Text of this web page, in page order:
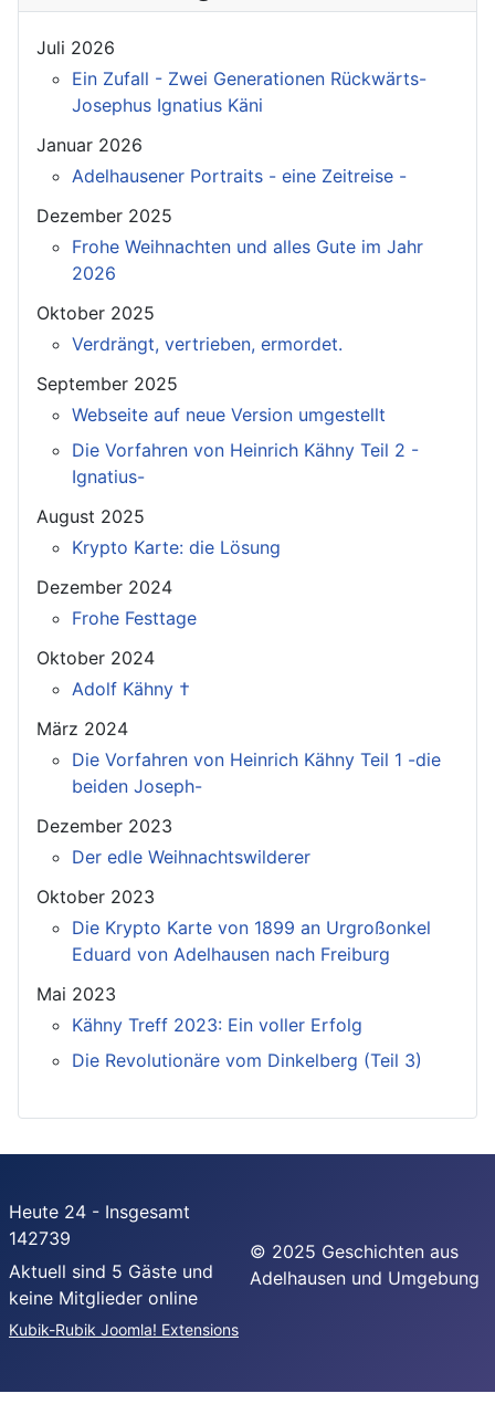
Juli 2026
Ein Zufall - Zwei Generationen Rückwärts-
Josephus Ignatius Käni
Januar 2026
Adelhausener Portraits - eine Zeitreise -
Dezember 2025
Frohe Weihnachten und alles Gute im Jahr
2026
Oktober 2025
Verdrängt, vertrieben, ermordet.
September 2025
Webseite auf neue Version umgestellt
Die Vorfahren von Heinrich Kähny Teil 2 -
Ignatius-
August 2025
Krypto Karte: die Lösung
Dezember 2024
Frohe Festtage
Oktober 2024
Adolf Kähny †
März 2024
Die Vorfahren von Heinrich Kähny Teil 1 -die
beiden Joseph-
Dezember 2023
Der edle Weihnachtswilderer
Oktober 2023
Die Krypto Karte von 1899 an Urgroßonkel
Eduard von Adelhausen nach Freiburg
Mai 2023
Kähny Treff 2023: Ein voller Erfolg
Die Revolutionäre vom Dinkelberg (Teil 3)
Heute 24 - Insgesamt
142739
Aktuell sind 5 Gäste und
keine Mitglieder online
Kubik-Rubik Joomla! Extensions
© 2025 Geschichten aus
Adelhausen und Umgebung